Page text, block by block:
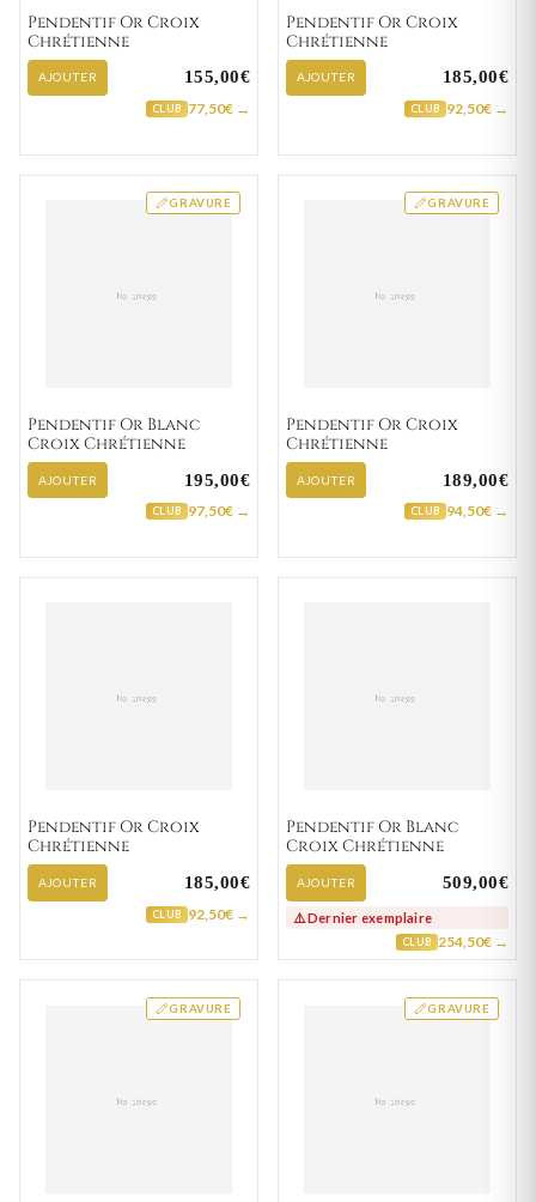
Pendentif Or Croix
Chrétienne
AJOUTER 155,00€
CLUB 77,50€ →
Pendentif Or Croix
Chrétienne
AJOUTER 185,00€
CLUB 92,50€ →
GRAVURE
Pendentif Or Blanc
Croix Chrétienne
AJOUTER 195,00€
CLUB 97,50€ →
GRAVURE
Pendentif Or Croix
Chrétienne
AJOUTER 189,00€
CLUB 94,50€ →
Pendentif Or Croix
Chrétienne
AJOUTER 185,00€
CLUB 92,50€ →
Pendentif Or Blanc
Croix Chrétienne
AJOUTER 509,00€
⚠️ Dernier exemplaire
CLUB 254,50€ →
GRAVURE GRAVURE